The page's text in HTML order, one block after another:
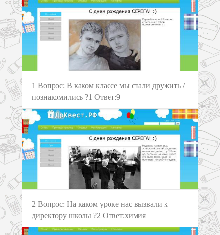
1 Вопрос: В каком классе мы стали дружить /
познакомились ?1 Ответ:9
2 Вопрос: На каком уроке нас вызвали к
директору школы ?2 Ответ:химия